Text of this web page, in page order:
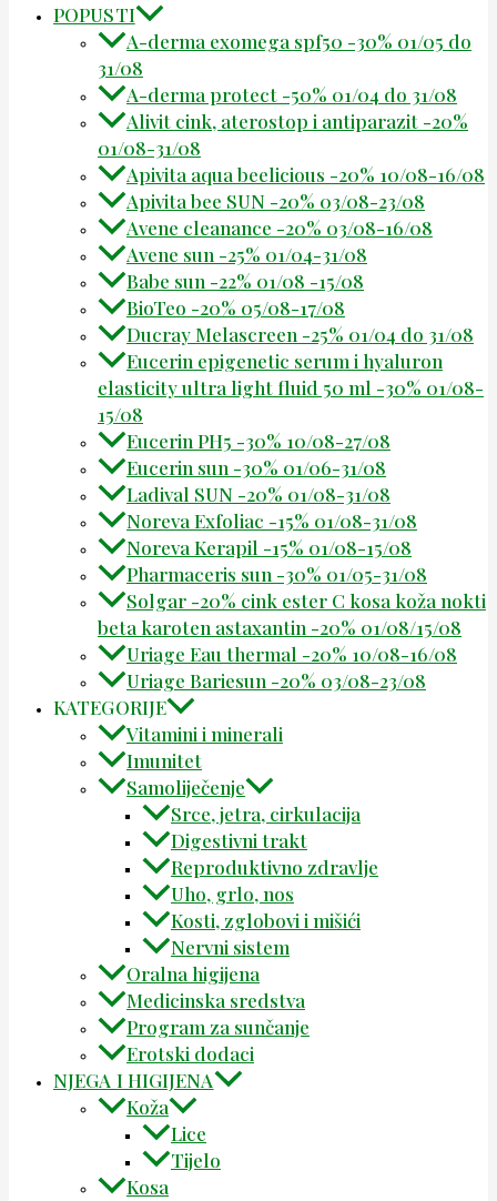
POPUSTI
A-derma exomega spf50 -30% 01/05 do
31/08
A-derma protect -50% 01/04 do 31/08
Alivit cink, aterostop i antiparazit -20%
01/08-31/08
Apivita aqua beelicious -20% 10/08-16/08
Apivita bee SUN -20% 03/08-23/08
Avene cleanance -20% 03/08-16/08
Avene sun -25% 01/04-31/08
Babe sun -22% 01/08 -15/08
BioTeo -20% 05/08-17/08
Ducray Melascreen -25% 01/04 do 31/08
Eucerin epigenetic serum i hyaluron
elasticity ultra light fluid 50 ml -30% 01/08-
15/08
Eucerin PH5 -30% 10/08-27/08
Eucerin sun -30% 01/06-31/08
Ladival SUN -20% 01/08-31/08
Noreva Exfoliac -15% 01/08-31/08
Noreva Kerapil -15% 01/08-15/08
Pharmaceris sun -30% 01/05-31/08
Solgar -20% cink ester C kosa koža nokti
beta karoten astaxantin -20% 01/08/15/08
Uriage Eau thermal -20% 10/08-16/08
Uriage Bariesun -20% 03/08-23/08
KATEGORIJE
Vitamini i minerali
Imunitet
Samoliječenje
Srce, jetra, cirkulacija
Digestivni trakt
Reproduktivno zdravlje
Uho, grlo, nos
Kosti, zglobovi i mišići
Nervni sistem
Oralna higijena
Medicinska sredstva
Program za sunčanje
Erotski dodaci
NJEGA I HIGIJENA
Koža
Lice
Tijelo
Kosa